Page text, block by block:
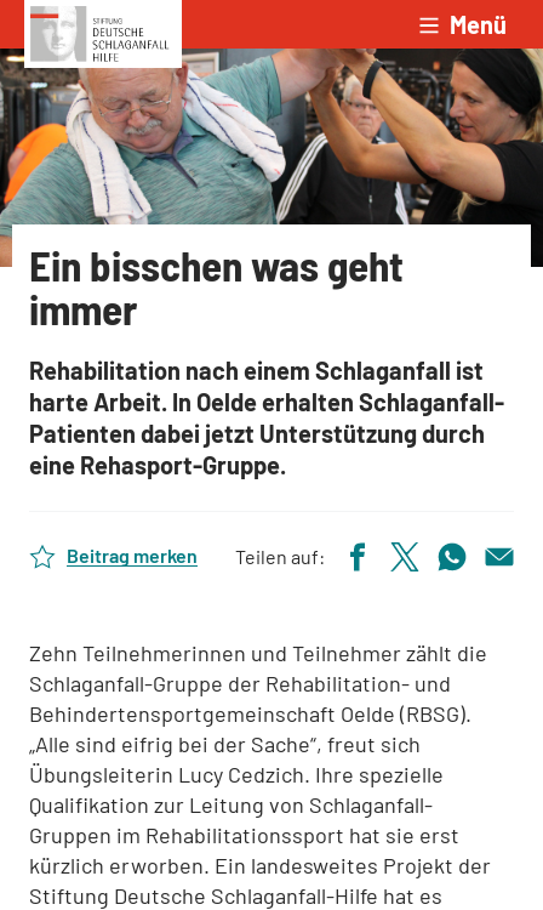
Zum Inhalt springen Menü
Ein bisschen was geht
immer
Rehabilitation nach einem Schlaganfall ist
harte Arbeit. In Oelde erhalten Schlaganfall-
Patienten dabei jetzt Unterstützung durch
eine Rehasport-Gruppe.
Beitrag merken Teilen auf:
Zehn Teilnehmerinnen und Teilnehmer zählt die
Schlaganfall-Gruppe der Rehabilitation- und
Behindertensportgemeinschaft Oelde (RBSG).
„Alle sind eifrig bei der Sache“, freut sich
Übungsleiterin Lucy Cedzich. Ihre spezielle
Qualifikation zur Leitung von Schlaganfall-
Gruppen im Rehabilitationssport hat sie erst
kürzlich erworben. Ein landesweites Projekt der
Stiftung Deutsche Schlaganfall-Hilfe hat es